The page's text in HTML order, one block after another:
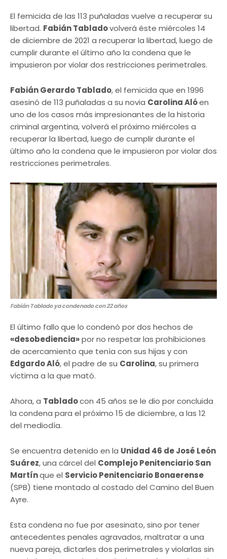
El femicida de las 113 puñaladas vuelve a recuperar su
libertad. Fabián Tabladovolverá éste miércoles 14
de diciembre de 2021 a recuperar la libertad, luego de
cumplir durante el último año la condena que le
impusieron por violar dos restricciones perimetrales.
Fabián Gerardo Tablado, el femicida que en 1996
asesinó de 113 puñaladas a su novia Carolina Alóen
uno de los casos más impresionantes de la historia
criminal argentina, volverá el próximo miércoles a
recuperar la libertad, luego de cumplir durante el
último año la condena que le impusieron por violar dos
restricciones perimetrales.
Fabián Tablado ya condenado con 22 años
El último falloque lo condenó por dos hechos de
«desobediencia»por no respetar las prohibiciones
de acercamiento que tenía con sus hijas y con
Edgardo Aló, el padre de su Carolina, su primera
víctima a la que mató.
Ahora, a Tabladocon 45 años se le dio por concluida
la condena para el próximo 15 de diciembre, a las 12
del mediodía.
Se encuentra detenido en la Unidad 46 de José León
Suárez, una cárcel del Complejo Penitenciario San
Martínque el Servicio Penitenciario Bonaerense
(SPB) tiene montado al costado del Camino del Buen
Ayre.
Esta condena no fue por asesinato, sino por tener
antecedentes penales agravados, maltratar a una
nueva pareja, dictarles dos perimetrales y violarlas sin